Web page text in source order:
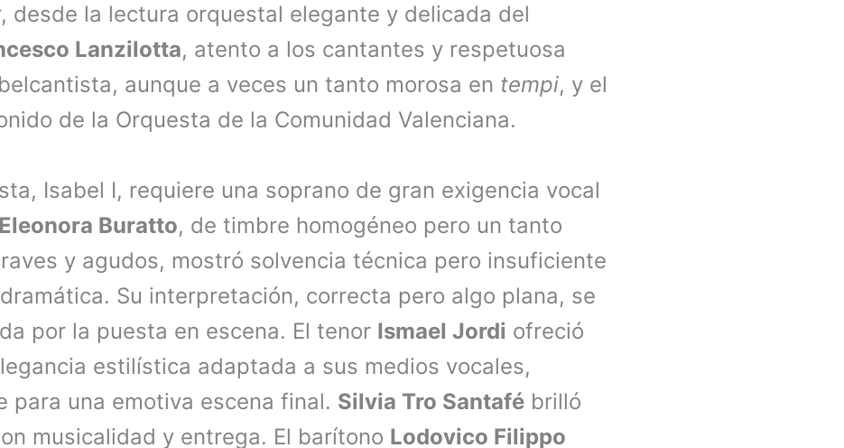
desde la lectura orquestal elegante y delicada del
Lanzilotta, atento a los cantantes y respetuosa
aunque a veces un tanto morosa en tempi, y el
de la Orquesta de la Comunidad Valenciana.
Isabel I, requiere una soprano de gran exigencia vocal
Eleonora Buratto, de timbre homogéneo pero un tanto
y agudos, mostró solvencia técnica pero insuficiente
Su interpretación, correcta pero algo plana, se
por la puesta en escena. El tenor Ismael Jordi ofreció
estilística adaptada a sus medios vocales,
para una emotiva escena final. Silvia Tro Santafé brilló
musicalidad y entrega. El barítono Lodovico Filippo